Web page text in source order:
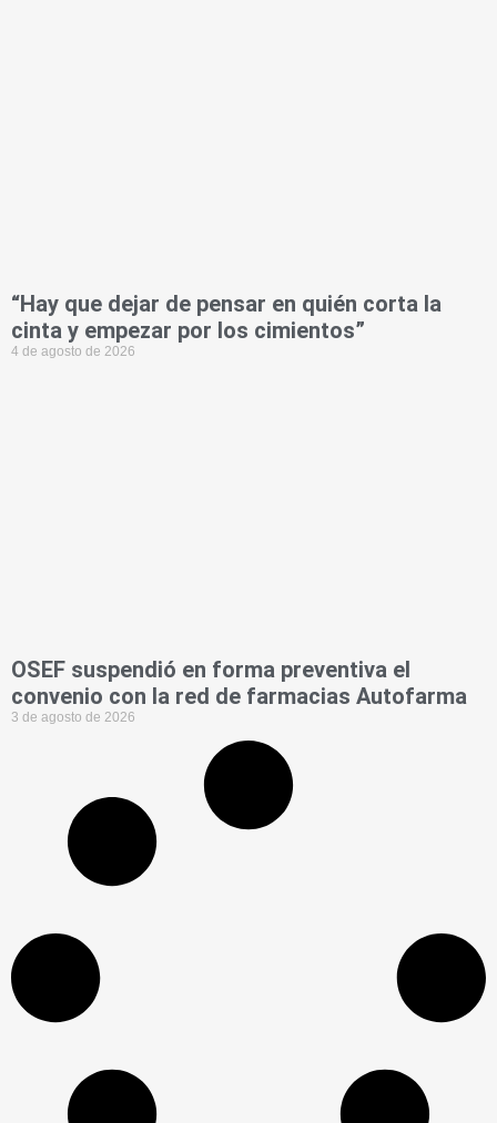
“Hay que dejar de pensar en quién corta la
cinta y empezar por los cimientos”
4 de agosto de 2026
OSEF suspendió en forma preventiva el
convenio con la red de farmacias Autofarma
3 de agosto de 2026